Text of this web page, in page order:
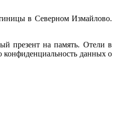
в Северном Измайлово.
презент на память. Отели в
конфиденциальность данных о